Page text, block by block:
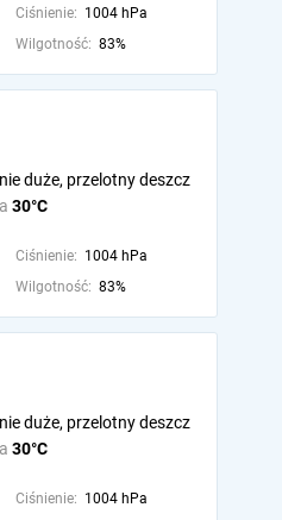
Ciśnienie: 1004 hPa
Wilgotność: 83%
30°C
duże, przelotny deszcz
Ciśnienie: 1004 hPa
Wilgotność: 83%
30°C
duże, przelotny deszcz
Ciśnienie: 1004 hPa